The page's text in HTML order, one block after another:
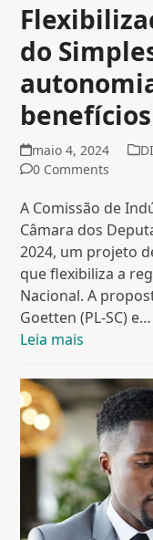
do
maio 4, 2024
0 Comments
A Comissão de
Câmara dos
2024, um projeto
que flexibiliza a
Nacional. A
Goetten (PL-SC) e…
Leia mais